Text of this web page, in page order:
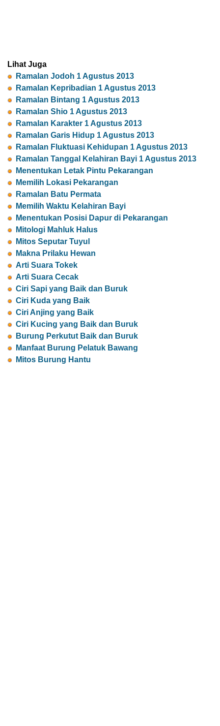
Lihat Juga
Ramalan Jodoh 1 Agustus 2013
Ramalan Kepribadian 1 Agustus 2013
Ramalan Bintang 1 Agustus 2013
Ramalan Shio 1 Agustus 2013
Ramalan Karakter 1 Agustus 2013
Ramalan Garis Hidup 1 Agustus 2013
Ramalan Fluktuasi Kehidupan 1 Agustus 2013
Ramalan Tanggal Kelahiran Bayi 1 Agustus 2013
Menentukan Letak Pintu Pekarangan
Memilih Lokasi Pekarangan
Ramalan Batu Permata
Memilih Waktu Kelahiran Bayi
Menentukan Posisi Dapur di Pekarangan
Mitologi Mahluk Halus
Mitos Seputar Tuyul
Makna Prilaku Hewan
Arti Suara Tokek
Arti Suara Cecak
Ciri Sapi yang Baik dan Buruk
Ciri Kuda yang Baik
Ciri Anjing yang Baik
Ciri Kucing yang Baik dan Buruk
Burung Perkutut Baik dan Buruk
Manfaat Burung Pelatuk Bawang
Mitos Burung Hantu